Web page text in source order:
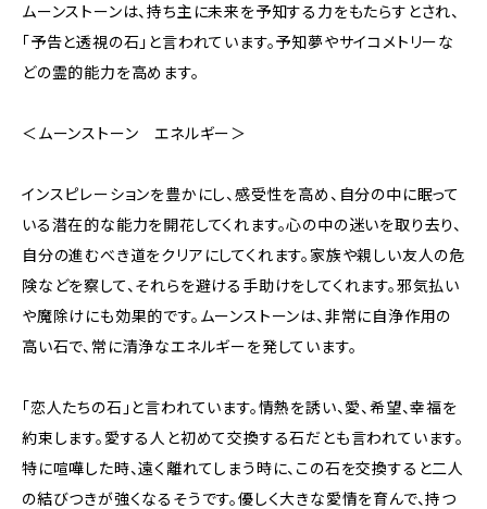
ムーンストーンは、持ち主に未来を予知する力をもたらすとされ、
「予告と透視の石」と言われています。予知夢やサイコメトリーな
どの霊的能力を高めます。
＜ムーンストーン エネルギー＞
インスピレーションを豊かにし、感受性を高め、自分の中に眠って
いる潜在的な能力を開花してくれます。心の中の迷いを取り去り、
自分の進むべき道をクリアにしてくれます。家族や親しい友人の危
険などを察して、それらを避ける手助けをしてくれます。邪気払い
や魔除けにも効果的です。ムーンストーンは、非常に自浄作用の
高い石で、常に清浄なエネルギーを発しています。
「恋人たちの石」と言われています。情熱を誘い、愛、希望、幸福を
約束します。愛する人と初めて交換する石だとも言われています。
特に喧嘩した時、遠く離れてしまう時に、この石を交換すると二人
の結びつきが強くなるそうです。優しく大きな愛情を育んで、持つ